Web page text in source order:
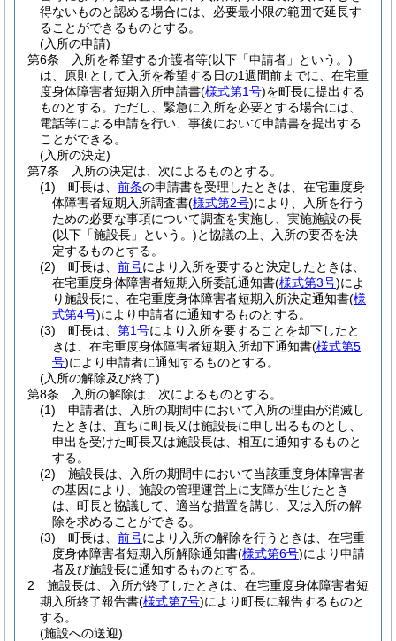
得ないものと認める場合には、必要最小限の範囲で延長す
ることができるものとする。
(入所の申請)
第6条
入所を希望する介護者等(以下「申請者」という。)
は、原則として入所を希望する日の1週間前までに、在宅重
度身体障害者短期入所申請書(様式第1号)を町長に提出する
ものとする。 ただし、緊急に入所を必要とする場合には、
電話等による申請を行い、事後において申請書を提出する
ことができる。
(入所の決定)
第7条
入所の決定は、次によるものとする。
(1)
町長は、 前条の申請書を受理したときは、在宅重度身
体障害者短期入所調査書(様式第2号)により、入所を行う
ための必要な事項について調査を実施し、実施施設の長
(以下「施設長」という。)と協議の上、入所の要否を決
定するものとする。
(2)
町長は、 前号により入所を要すると決定したときは、
在宅重度身体障害者短期入所委託通知書(様式第3号)によ
り施設長に、在宅重度身体障害者短期入所決定通知書(様
式第4号)により申請者に通知するものとする。
(3)
町長は、 第1号により入所を要することを却下したと
きは、在宅重度身体障害者短期入所却下通知書(様式第5
号)により申請者に通知するものとする。
(入所の解除及び終了)
第8条
入所の解除は、次によるものとする。
(1)
申請者は、入所の期間中において入所の理由が消滅し
たときは、直ちに町長又は施設長に申し出るものとし、
申出を受けた町長又は施設長は、相互に通知するものと
する。
(2)
施設長は、入所の期間中において当該重度身体障害者
の基因により、施設の管理運営上に支障が生じたとき
は、町長と協議して、適当な措置を講じ、又は入所の解
除を求めることができる。
(3)
町長は、 前号により入所の解除を行うときは、在宅重
度身体障害者短期入所解除通知書(様式第6号)により申請
者及び施設長に通知するものとする。
2
施設長は、入所が終了したときは、在宅重度身体障害者短
期入所終了報告書(様式第7号)により町長に報告するものと
する。
(施設への送迎)